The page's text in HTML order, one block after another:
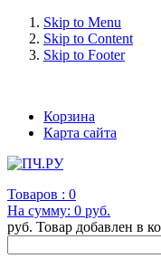
Skip to Menu
Skip to Content
Skip to Footer
Корзина
Карта сайта
Товаров : 0
На сумму: 0 руб.
руб. Товар добавлен в